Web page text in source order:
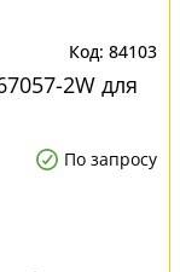
84103
2W для
По запросу